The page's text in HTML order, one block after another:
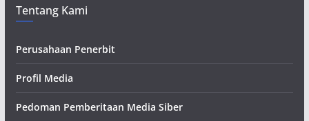
Tentang Kami
Perusahaan Penerbit
Profil Media
Pedoman Pemberitaan Media Siber